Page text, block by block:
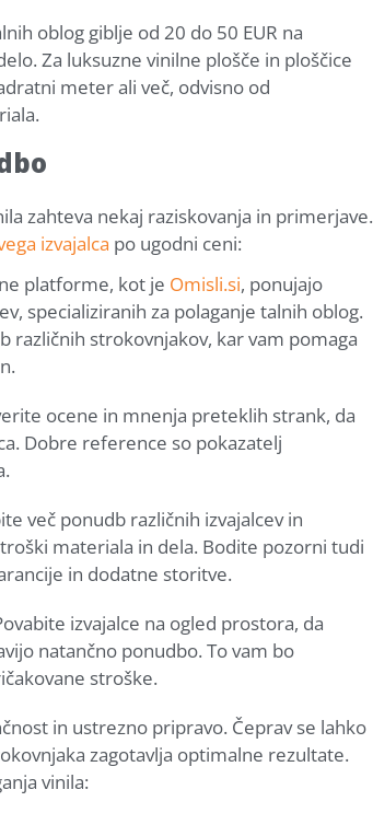
oblog giblje od 20 do 50 EUR na
Za luksuzne vinilne plošče in ploščice
meter ali več, odvisno od
zahteva nekaj raziskovanja in primerjave.
izvajalca po ugodni ceni:
platforme, kot je Omisli.si, ponujajo
specializiranih za polaganje talnih oblog.
različnih strokovnjakov, kar vam pomaga
ocene in mnenja preteklih strank, da
Dobre reference so pokazatelj
več ponudb različnih izvajalcev in
materiala in dela. Bodite pozorni tudi
in dodatne storitve.
izvajalce na ogled prostora, da
natančno ponudbo. To vam bo
stroške.
in ustrezno pripravo. Čeprav se lahko
zagotavlja optimalne rezultate.
vinila: